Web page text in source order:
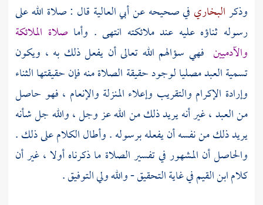
وذكرالبخاري في صحيحه عنأبي العالية قال : صلاة الله على
رسوله ثناؤه عليه عند ملائكته انتهى . وأما صلاة الملائكة
والآدميين فهي سؤالهم الله تعالى أن يفعل ذلك به ، ويكون
تسمية العبد مصليا لوجود حقيقة الصلاة منه فإن حقيقتها الثناء
وإرادة الإكرام والتقريب وإعلاء المنزلة والإنعام ، فهو حاصل
من العبد ، غير أنه يريد ذلك من الله عز وجل ، والله جل شأنه
يريد ذلك من نفسه أن يفعله برسوله . وأطال الكلام على ذلك .
والحاصل أن المشهور في تفسير الصلاة ما ذكرناه أولا ، غير أن
كلامابن القيمفي غاية التحقيق - والله ولي التوفيق .